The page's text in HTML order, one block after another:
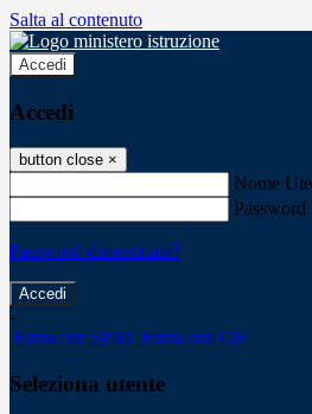
Salta al contenuto
Accedi
Accedi
button close ×
Nome
Password
Password dimenticata?
-
Entra con SPID Entra con CIE
Seleziona utente